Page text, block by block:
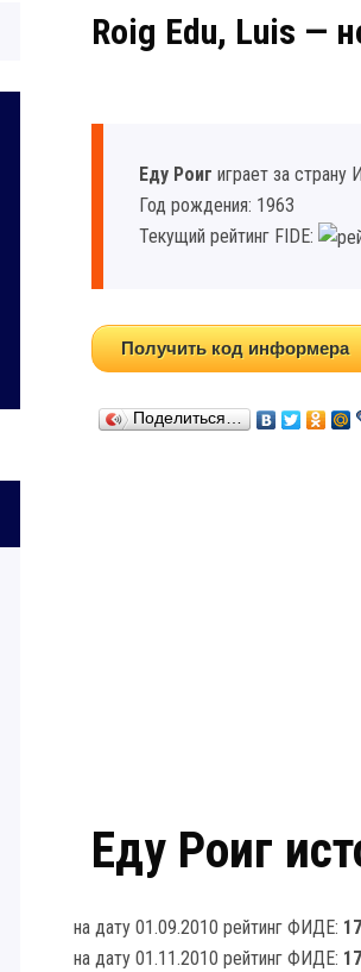
Roig Edu, Luis —
Еду Роиг играет за страну
Год рождения: 1963
Текущий рейтинг FIDE:
Получить код информера
Поделиться…
Еду Роиг
на дату 01.09.2010 рейтинг ФИДЕ:
на дату 01.11.2010 рейтинг ФИДЕ: